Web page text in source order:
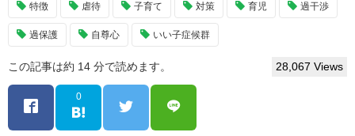
特徴 虐待 子育て 対策 育児 過干渉
過保護 自尊心 いい子症候群
この記事は約 14 分で読めます。 28,067 Views
0